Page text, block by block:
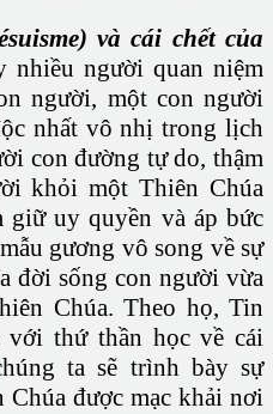
và cái chết của
nhiều người quan niệm
người, một con người
nhất vô nhị trong lịch
con đường tự do, thậm
khỏi một Thiên Chúa
giữ uy quyền và áp bức
gương vô song về sự
đời sống con người vừa
Chúa. Theo họ, Tin
thứ thần học về cái
ta sẽ trình bày sự
được mạc khải nơi